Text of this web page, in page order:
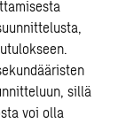
sillä
voi olla